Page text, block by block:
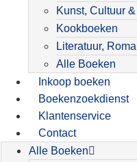
Kunst, Cultuur
Kookboeken
Literatuur,
Alle Boeken
Inkoop boeken
Boekenzoekdienst
Klantenservice
Contact
Alle Boeken